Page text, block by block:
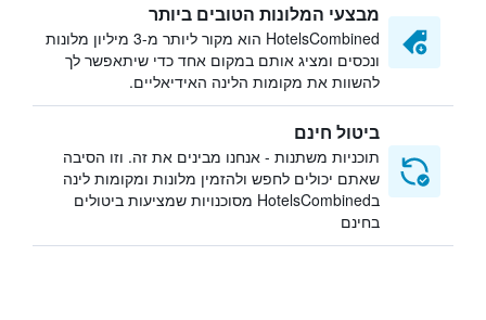
מבצעי המלונות הטובים ביותר
HotelsCombined הוא מקור ליותר מ-3 מיליון מלונות
ונכסים ומציג אותם במקום אחד כדי שיתאפשר לך
להשוות את מקומות הלינה האידיאליים.
ביטול חינם
תוכניות משתנות - אנחנו מבינים את זה. וזו הסיבה
שאתם יכולים לחפש ולהזמין מלונות ומקומות לינה
בHotelsCombined מסוכנויות שמציעות ביטולים
בחינם